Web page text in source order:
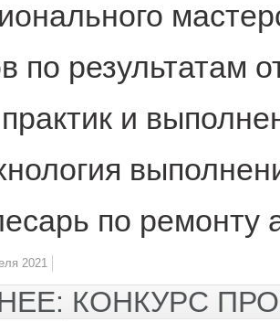
по результатам
и
по ремонту
2021
КОНКУРС